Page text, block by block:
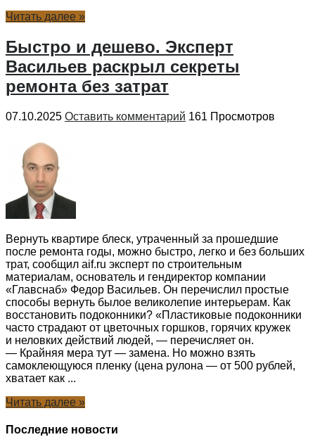
Читать далее »
Быстро и дешево. Эксперт
Васильев раскрыл секреты
ремонта без затрат
07.10.2025 Оставить комментарий 161 Просмотров
Вернуть квартире блеск, утраченный за прошедшие
после ремонта годы, можно быстро, легко и без больших
трат, сообщил aif.ru эксперт по строительным
материалам, основатель и гендиректор компании
«Главснаб» Федор Васильев. Он перечислил простые
способы вернуть былое великолепие интерьерам. Как
восстановить подоконники? «Пластиковые подоконники
часто страдают от цветочных горшков, горячих кружек
и неловких действий людей, — перечисляет он.
— Крайняя мера тут — замена. Но можно взять
самоклеющуюся пленку (цена рулона — от 500 рублей,
хватает как ...
Читать далее »
Последние новости